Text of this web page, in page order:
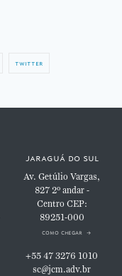
twitter
jaraguá do sul
Av. Getúlio Vargas,
8272º andar -
Centro CEP:
89251-000
como chegar
+55 47 3276 1010
sc@jcm.adv.br